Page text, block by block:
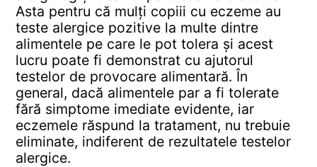
Asta pentru că mulți copiii cu eczeme au
teste alergice pozitive la multe dintre
alimentele pe care le pot tolera și acest
lucru poate fi demonstrat cu ajutorul
testelor de provocare alimentară. În
general, dacă alimentele par a fi tolerate
fără simptome imediate evidente, iar
eczemele răspund la tratament, nu trebuie
eliminate, indiferent de rezultatele testelor
alergice.